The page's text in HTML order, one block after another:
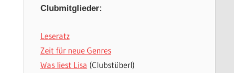
Clubmitglieder:
Leseratz
Zeit für neue Genres
Was liest Lisa (Clubstüberl)